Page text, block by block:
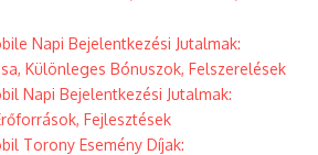
Napi Bejelentkezési Jutalmak:
Különleges Bónuszok, Felszerelések
Napi Bejelentkezési Jutalmak:
Fejlesztések
Torony Esemény Díjak: